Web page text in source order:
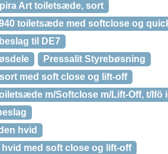
Art toiletsæde, sort
toiletsæde med softclose og
til DE7
Pressalit Styrebøsning
med soft close og lift-off
m/Softclose m/Lift-Off, t/Ifö
hvid
hvid med soft close og lift-off